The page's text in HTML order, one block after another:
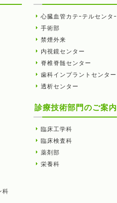
科
心臓血管カテｰテルセンタｰ
手術部
禁煙外来
内視鏡センター
脊椎脊髄センター
歯科インプラントセンター
透析センター
診療技術部門のご案内
臨床工学科
臨床検査科
薬剤部
栄養科